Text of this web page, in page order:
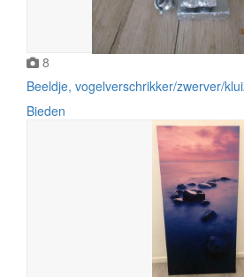
8
Beeldje, vogelverschrikker/zwerver/
Bieden